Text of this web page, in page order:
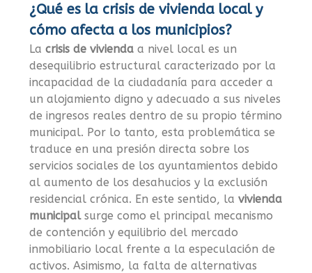
¿Qué es la crisis de vivienda local y
cómo afecta a los municipios?
Lacrisis de vivienda a nivel local es un
desequilibrio estructural caracterizado por la
incapacidad de la ciudadanía para acceder a
un alojamiento digno y adecuado a sus niveles
de ingresos reales dentro de su propio término
municipal. Por lo tanto, esta problemática se
traduce en una presión directa sobre los
servicios sociales de los ayuntamientos debido
al aumento de los desahucios y la exclusión
residencial crónica. En este sentido, lavivienda
municipalsurge como el principal mecanismo
de contención y equilibrio del mercado
inmobiliario local frente a la especulación de
activos. Asimismo, la falta de alternativas